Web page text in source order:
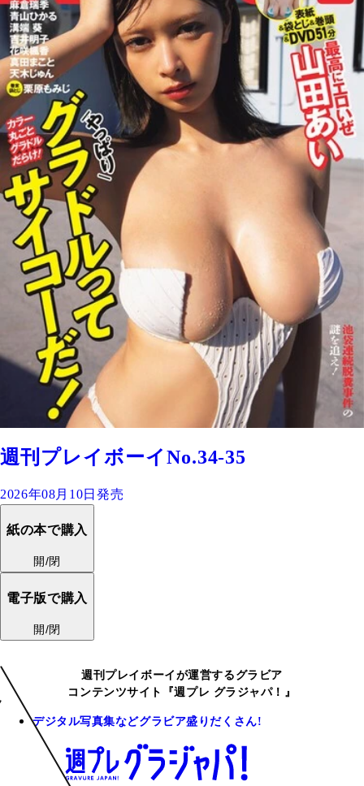
週刊プレイボーイNo.34-35
2026年08月10日発売
紙の本で購入
開/閉
電子版で購入
開/閉
週刊プレイボーイが運営するグラビア
コンテンツサイト『週プレ グラジャパ！』
デジタル写真集などグラビア盛りだくさん!